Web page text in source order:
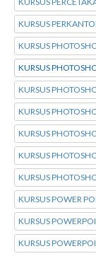
KURSUS
KURSUS
KURSUS
KURSUS
KURSUS
KURSUS
KURSUS
KURSUS
KURSUS POWER
KURSUS
KURSUS